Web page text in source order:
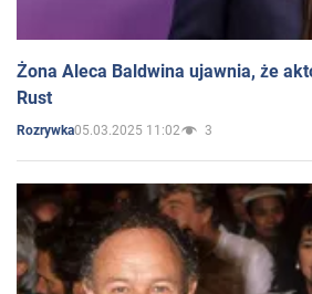
Żona Aleca Baldwina ujawnia, że
Rust
Rozrywka05.03.2025 11:02 3